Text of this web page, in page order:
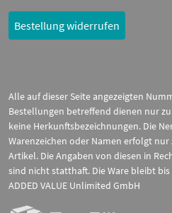
Bestellung widerrufen
Alle auf dieser Seite angezeigten
Bestellungen betreffend dienen nur
keine Herkunftsbezeichnungen. Die
Warenzeichen oder Namen erfolgt
Artikel. Die Angaben von diesen in
sind nicht statthaft. Die Ware bleibt
ADDED VALUE Unlimited GmbH